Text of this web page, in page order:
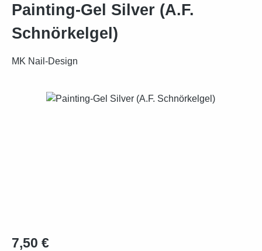
Painting-Gel Silver (A.F.
Schnörkelgel)
MK Nail-Design
Bildergalerie überspringen
Regulärer Preis:
7,50 €